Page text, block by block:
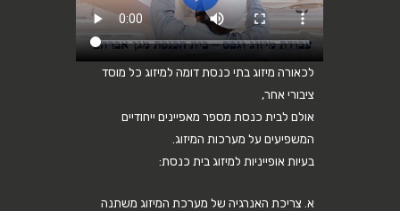
לכאורה מיזוג בתי כנסת דומה למיזוג כל מוסד
ציבורי אחר,
אולם לבית כנסת מספר מאפיינים ייחודיים
המשפיעים על מערכות המיזוג.
בעיות אופייניות למיזוג בית כנסת:
א. צריכת האנרגיה של מערכת המיזוג משתנה